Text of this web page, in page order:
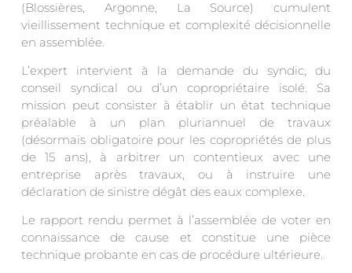
(Blossières, Argonne, La Source) cumulent
vieillissement technique et complexité décisionnelle
en assemblée.
L’expert intervient à la demande du syndic, du
conseil syndical ou d’un copropriétaire isolé. Sa
mission peut consister à établir un état technique
préalable à un plan pluriannuel de travaux
(désormais obligatoire pour les copropriétés de plus
de 15 ans), à arbitrer un contentieux avec une
entreprise après travaux, ou à instruire une
déclaration de sinistre dégât des eaux complexe.
Le rapport rendu permet à l’assemblée de voter en
connaissance de cause et constitue une pièce
technique probante en cas de procédure ultérieure.